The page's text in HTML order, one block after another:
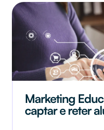
Como reduzir
escolar? 13
gestores